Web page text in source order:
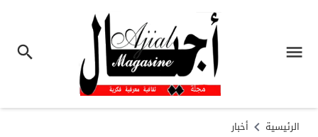
الرئيسية أخبار